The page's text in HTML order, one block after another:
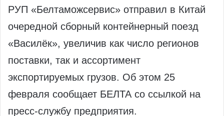
РУП «Белтаможсервис» отправил в Китай
очередной сборный контейнерный поезд
«Василёк», увеличив как число регионов
поставки, так и ассортимент
экспортируемых грузов. Об этом 25
февраля сообщает БЕЛТА со ссылкой на
пресс-службу предприятия.